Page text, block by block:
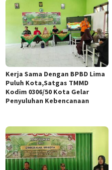
Kerja Sama Dengan BPBD Lima
Puluh Kota,Satgas TMMD
Kodim 0306/50 Kota Gelar
Penyuluhan Kebencanaan